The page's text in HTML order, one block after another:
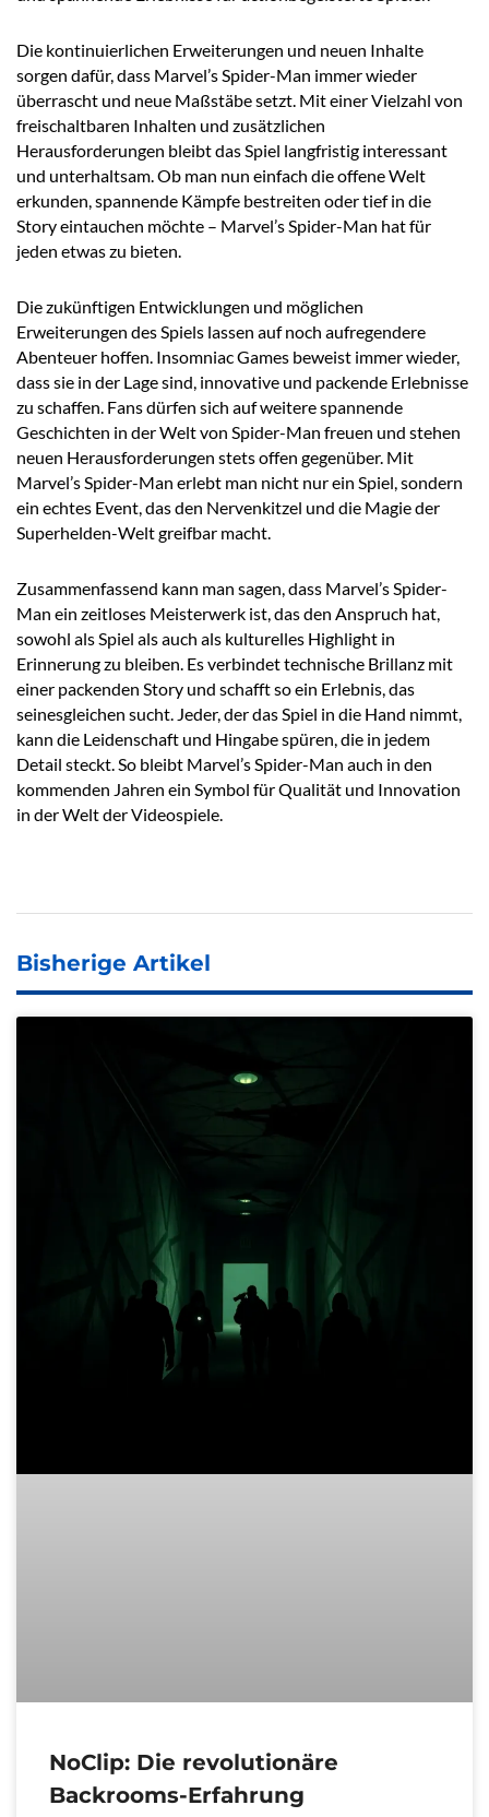
Die kontinuierlichen Erweiterungen und neuen Inhalte
sorgen dafür, dass Marvel’s Spider-Man immer wieder
überrascht und neue Maßstäbe setzt. Mit einer Vielzahl von
freischaltbaren Inhalten und zusätzlichen
Herausforderungen bleibt das Spiel langfristig interessant
und unterhaltsam. Ob man nun einfach die offene Welt
erkunden, spannende Kämpfe bestreiten oder tief in die
Story eintauchen möchte – Marvel’s Spider-Man hat für
jeden etwas zu bieten.
Die zukünftigen Entwicklungen und möglichen
Erweiterungen des Spiels lassen auf noch aufregendere
Abenteuer hoffen. Insomniac Games beweist immer wieder,
dass sie in der Lage sind, innovative und packende Erlebnisse
zu schaffen. Fans dürfen sich auf weitere spannende
Geschichten in der Welt von Spider-Man freuen und stehen
neuen Herausforderungen stets offen gegenüber. Mit
Marvel’s Spider-Man erlebt man nicht nur ein Spiel, sondern
ein echtes Event, das den Nervenkitzel und die Magie der
Superhelden-Welt greifbar macht.
Zusammenfassend kann man sagen, dass Marvel’s Spider-
Man ein zeitloses Meisterwerk ist, das den Anspruch hat,
sowohl als Spiel als auch als kulturelles Highlight in
Erinnerung zu bleiben. Es verbindet technische Brillanz mit
einer packenden Story und schafft so ein Erlebnis, das
seinesgleichen sucht. Jeder, der das Spiel in die Hand nimmt,
kann die Leidenschaft und Hingabe spüren, die in jedem
Detail steckt. So bleibt Marvel’s Spider-Man auch in den
kommenden Jahren ein Symbol für Qualität und Innovation
in der Welt der Videospiele.
Bisherige Artikel
NoClip: Die revolutionäre
Backrooms-Erfahrung